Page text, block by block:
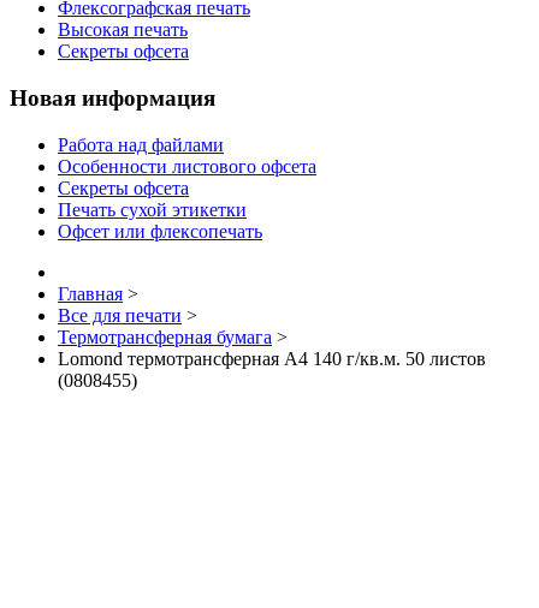
Флексографская печать
Высокая печать
Секреты офсета
Новая информация
Работа над файлами
Особенности листового офсета
Секреты офсета
Печать сухой этикетки
Офсет или флексопечать
Главная >
Все для печати >
Термотрансферная бумага >
Lomond термотрансферная А4 140 г/кв.м. 50 листов
(0808455)